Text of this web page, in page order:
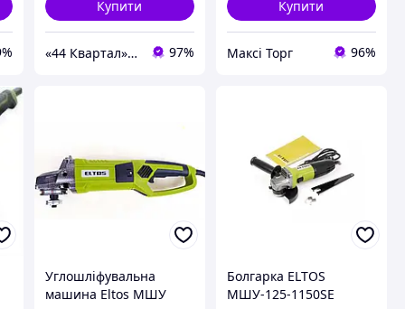
Купити
«44 Квартал» ➠ інтернет-магазин інструментів та розхідних матеріалів! 97%
Купити
Максі Торг 96%
Углошліфувальна
машина Eltos МШУ
Болгарка ELTOS
МШУ-125-1150SE